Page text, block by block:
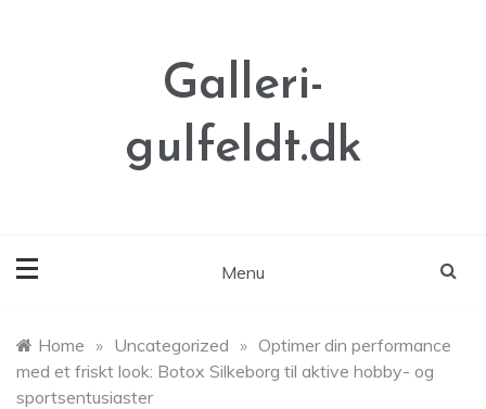
Galleri-
gulfeldt.dk
Menu
Home » Uncategorized » Optimer din performance
med et friskt look: Botox Silkeborg til aktive hobby- og
sportsentusiaster